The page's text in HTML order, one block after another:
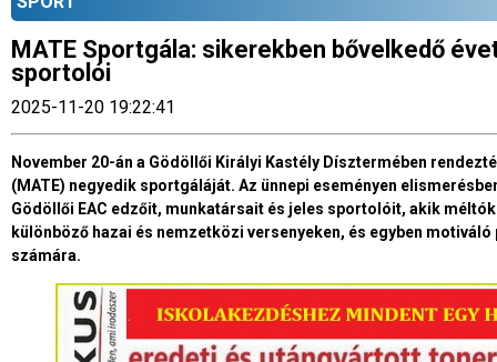
MATE Sportgála: sikerekben bővelkedő
sportolói
2025-11-20 19:22:41
November 20-án a Gödöllői Királyi Kastély Dísztermében
(MATE) negyedik sportgáláját. Az ünnepi eseményen
Gödöllői EAC edzőit, munkatársait és jeles sportolóit, akik
különböző hazai és nemzetközi versenyeken, és egyben
számára.